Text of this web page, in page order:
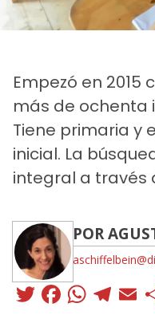
Empezó en 2015
más de ochenta
Tiene primaria y
inicial. La
integral a través
POR
Twitter